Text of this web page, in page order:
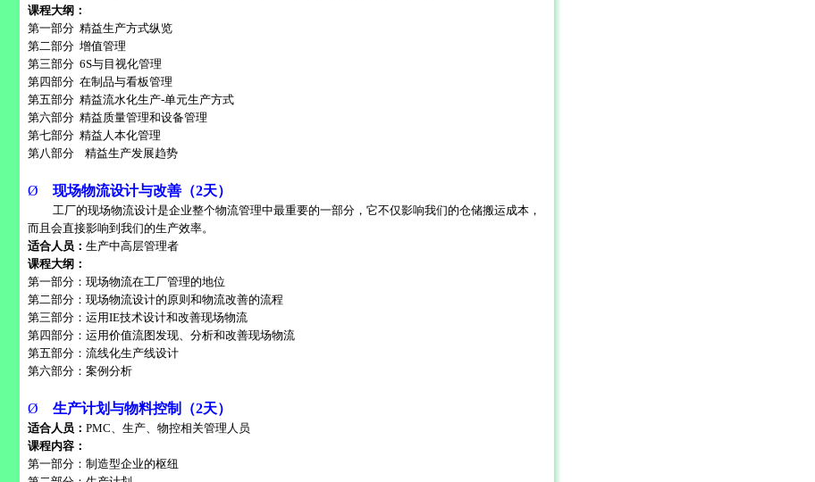
课程大纲：
第一部分 精益生产方式纵览
第二部分 增值管理
第三部分 6S与目视化管理
第四部分 在制品与看板管理
第五部分 精益流水化生产-单元生产方式
第六部分 精益质量管理和设备管理
第七部分 精益人本化管理
第八部分
精益生产发展趋势
Ø 现场物流设计与改善（2天）
工厂的现场物流设计是企业整个物流管理中最重要的一部分，它不仅影响我们的仓储搬运成本，
而且会直接影响到我们的生产效率。
适合人员： 生产中高层管理者
课程大纲：
第一部分：现场物流在工厂管理的地位
第二部分：现场物流设计的原则和物流改善的流程
第三部分：运用IE技术设计和改善现场物流
第四部分：运用价值流图发现、分析和改善现场物流
第五部分：流线化生产线设计
第六部分：案例分析
Ø 生产计划与物料控制（2天）
适合人员： PMC、生产、物控相关管理人员
课程内容：
第一部分：制造型企业的枢纽